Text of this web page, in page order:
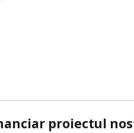
proiectul